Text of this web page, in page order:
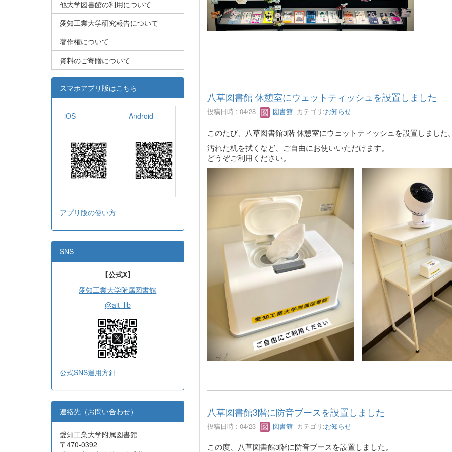
八草図書館 休憩室にウェットティッシュを設置しました
投稿日時 : 04/28 図書館カテゴリ:お知らせ
このたび、八草図書館3階 休憩室にウェットティッシュを設置しました
汚れた机を拭くなど、ご自由にお使いいただけます。
どうぞご利用ください。
八草図書館3階に防音ブースを設置しました
投稿日時 : 04/23 図書館カテゴリ:お知らせ
この度、八草図書館3階に防音ブースを設置しました。
他大学図書館の利用について
愛知工業大学研究報告について
著作権について
資料のご寄贈について
スマホアプリ版はこちら
iOS Android
アプリ版の使い方
SNS
【公式X】
愛知工業大学附属図書館
@ait_lib
公式SNS運用方針
連絡先（お問い合わせ）
愛知工業大学附属図書館
〒470-0392